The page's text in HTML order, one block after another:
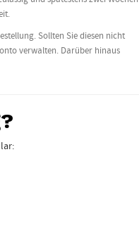
Sollten Sie diesen nicht
verwalten. Darüber hinaus